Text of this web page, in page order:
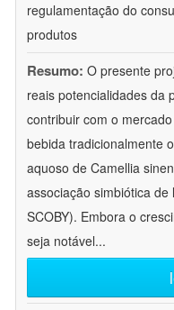
regulamentação do
produtos
Resumo: O presente
reais potencialidades da
contribuir com o
bebida tradicionalmente
aquoso de Camellia
associação simbiótica
SCOBY). Embora o
seja notável...